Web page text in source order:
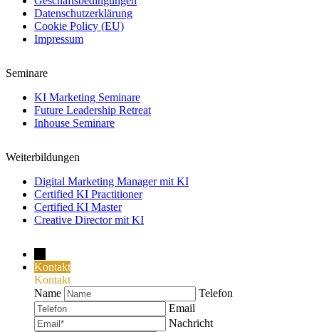
Datenschutzerklärung
Cookie Policy (EU)
Impressum
Seminare
KI Marketing Seminare
Future Leadership Retreat
Inhouse Seminare
Weiterbildungen
Digital Marketing Manager mit KI
Certified KI Practitioner
Certified KI Master
Creative Director mit KI
Kontakt
Kontakt
Name
Telefon
Email
Nachricht